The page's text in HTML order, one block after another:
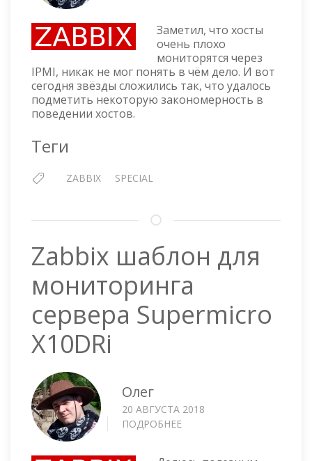
ПРОБЛЕМА
С
ПОЛУЧЕНИЕМ
ЗНАЧЕНИЙ
НЕКОТОРЫХ
IPMI
Заметил, что хосты
очень плохо
мониторятся через
IPMI, никак не мог понять в чём дело. И вот
сегодня звёзды сложились так, что удалось
подметить некоторую закономерность в
поведении хостов.
Теги
ZABBIX SPECIAL
Zabbix шаблон для
мониторинга
сервера Supermicro
X10DRi
Олег
20 АВГУСТА 2018
ПОДРОБНЕЕ